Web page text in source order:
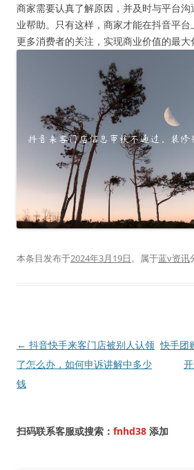
商家需要认真了解原因，并及时与平台
业帮助。只有这样，商家才能在抖音平台
更多消费者的关注，实现商业价值的最大
本条目发布于2024年3月19日。属于蓝v资讯
文
章
导
← 抖音快手来客门店被别人认领
了怎么办，如何申诉讲解中多少
钱
快手团
扫码联系客服或搜索： fnhd38 添加